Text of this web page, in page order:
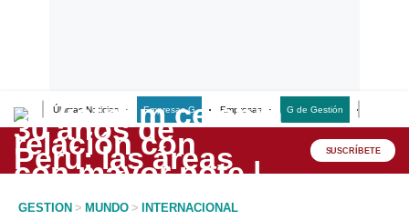
Últimas Noticias Empresas G Empresas G de Gestión
Lo último
Peru Quiosco SUSCRÍBETE
GESTION > MUNDO > INTERNACIONAL